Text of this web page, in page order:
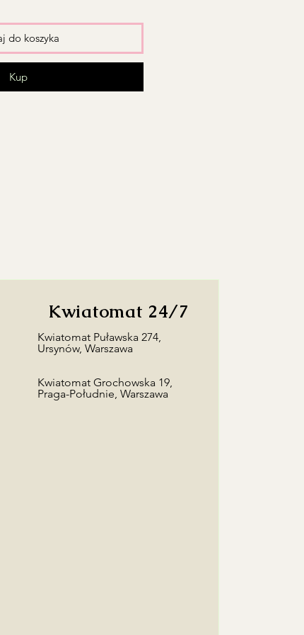
do koszyka
Kup
Kwiatomat 24/7
​Kwiatomat Puławska 274,
Ursynów, Warszawa
Kwiatomat Grochowska 19,
Praga-Południe, Warszawa